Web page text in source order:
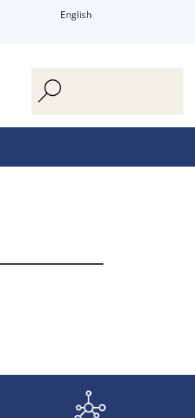
English